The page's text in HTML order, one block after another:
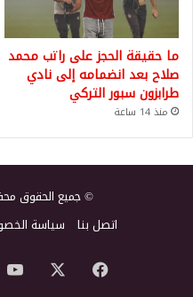
ما حقيقة الحجز على راتب محمد
صلاح بعد انضمامه إلى نادي
طرابزون سبور التركي
منذ 14 ساعة
© جميع الحقوق
اتصل بنا
سياسة
فيسبوك